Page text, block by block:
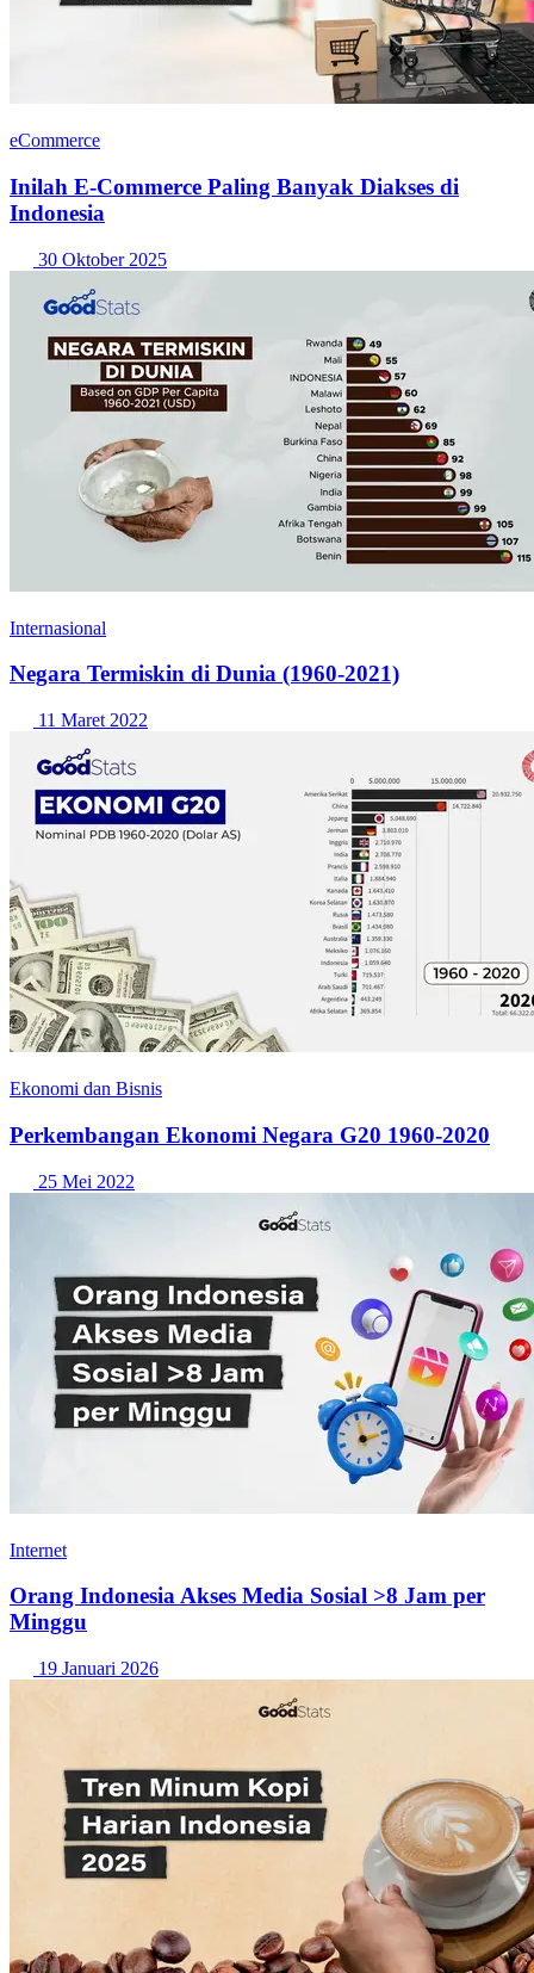
eCommerce
Inilah E-Commerce Paling Banyak Diakses di
Indonesia
30 Oktober 2025
Internasional
Negara Termiskin di Dunia (1960-2021)
11 Maret 2022
Ekonomi dan Bisnis
Perkembangan Ekonomi Negara G20 1960-2020
25 Mei 2022
Internet
Orang Indonesia Akses Media Sosial >8 Jam per
Minggu
19 Januari 2026